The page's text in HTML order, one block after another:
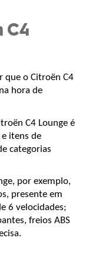
C4
que o Citroën C4
hora de
C4 Lounge é
itens de
categorias
por exemplo,
presente em
6 velocidades;
freios ABS